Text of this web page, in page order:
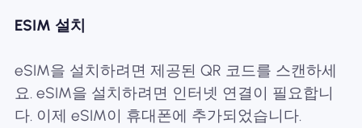
ESIM 설치
eSIM을 설치하려면 제공된 QR 코드를 스캔하세
요. eSIM을 설치하려면 인터넷 연결이 필요합니
다. 이제 eSIM이 휴대폰에 추가되었습니다.